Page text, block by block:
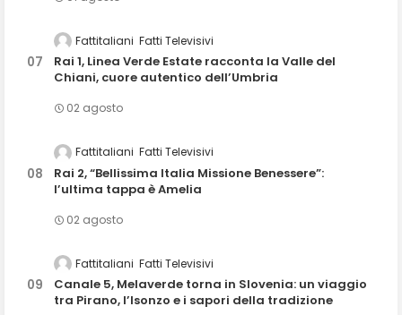
Fattitaliani Fatti Televisivi
Rai 1, Linea Verde Estate racconta la Valle del
Chiani, cuore autentico dell’Umbria
02 agosto
Fattitaliani Fatti Televisivi
Rai 2, “Bellissima Italia Missione Benessere”:
l’ultima tappa è Amelia
02 agosto
Fattitaliani Fatti Televisivi
Canale 5, Melaverde torna in Slovenia: un viaggio
tra Pirano, l’Isonzo e i sapori della tradizione